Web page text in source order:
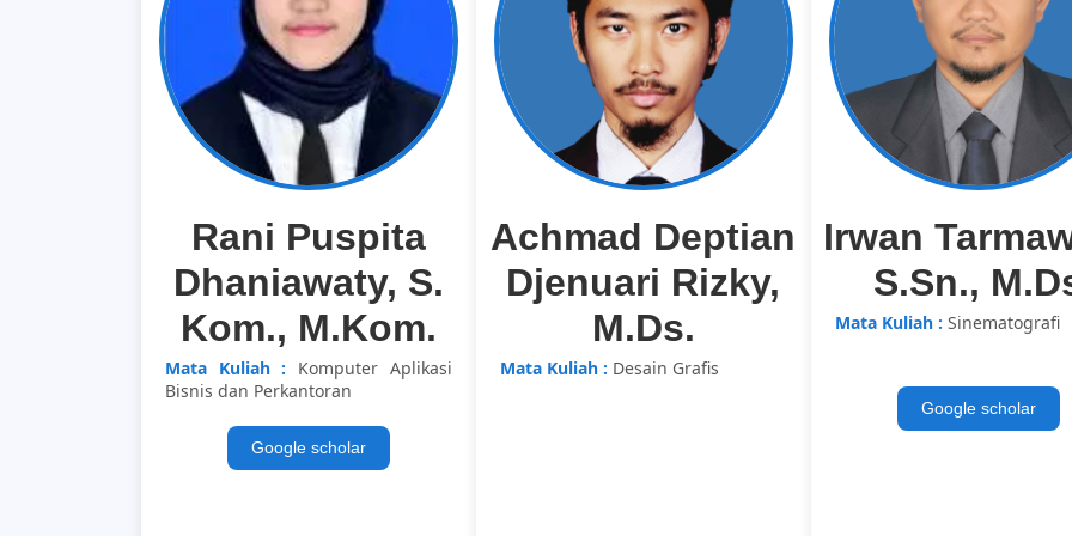
Rani Puspita
Dhaniawaty, S.
Kom., M.Kom.
Mata Kuliah : Komputer Aplikasi
Bisnis dan Perkantoran
Google scholar
Achmad Deptian
Djenuari Rizky,
M.Ds.
Mata Kuliah : Desain Grafis
Irwan
S.Sn.,
Mata Kuliah : Sinematografi
Google scholar